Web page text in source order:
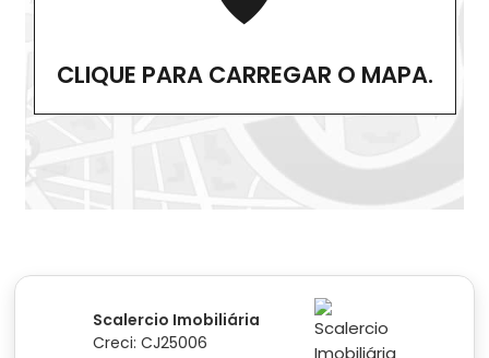
CLIQUE PARA CARREGAR O MAPA.
Scalercio Imobiliária
Creci: CJ25006